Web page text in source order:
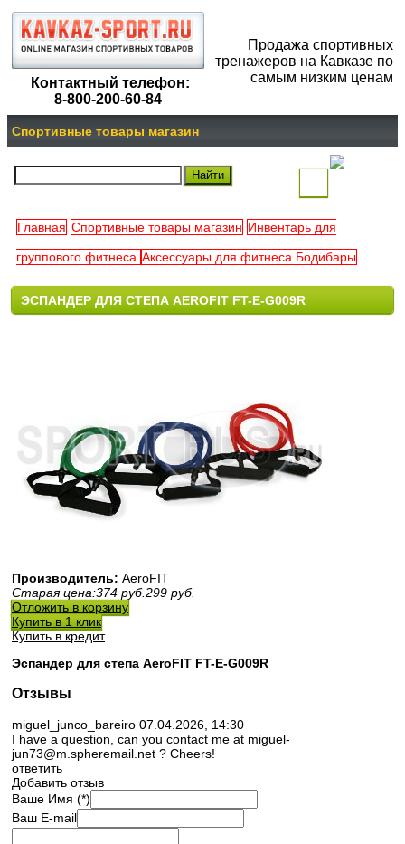
Контактный телефон:
8-800-200-60-84
Продажа спортивных
тренажеров на Кавказе по
самым низким ценам
Спортивные товары магазин
Ваша
пуста
Главная Спортивные товары магазин Инвентарь для
группового фитнеса Аксессуары для фитнеса Бодибары
ЭСПАНДЕР ДЛЯ СТЕПА AEROFIT FT-E-G009R
Производитель: AeroFIT
Старая цена:374 руб.299 руб.
Отложить в корзину
Купить в 1 клик
Купить в кредит
Эспандер для степа AeroFIT FT-E-G009R
Отзывы
miguel_junco_bareiro 07.04.2026, 14:30
I have a question, can you contact me at miguel-
jun73@m.spheremail.net ? Cheers!
ответить
Добавить отзыв
Ваше Имя (*)
Ваш E-mail